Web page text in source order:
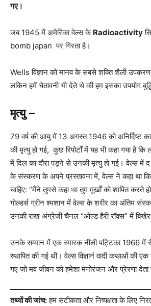
गए।
जब 1945 में अमेरिका वेल्स के Radioactivity
bomb japan पर गिरता है।
Wells विज्ञान को मानव के सबसे शक्ति शैली
लकिन हमें चेतावनी भी देते थे की हम इसका उपयोग
मृत्यु –
79 वर्ष की आयु में 13 अगस्त 1946 को अनिर्दिष्ट
की मृत्यु हो गई, कुछ रिपोर्टों में यह भी कहा गया है
में दिल का दौरा पड़ने से उनकी मृत्यु हो गई। वेल्स में
के संस्करण के अपने प्रस्तावना में, वेल्स ने कहा था कि
चाहिए: “मैंने तुमसे कहा था तुम मूर्खों को शापित
गोल्डर्स ग्रीन श्मशान में वेल्स के शरीर का अंतिम
उनकी राख अंग्रेजी चैनल “ओल्ड हैरी रॉक्स” में बिखेर
उनके सम्मान में एक स्मारक नीली पट्टिका 1966 में
स्थापित की गई थी। वेल्स विज्ञानं वादी कथाओं की एक
गए जो मव जीवन को हमेशा मनोरंजन और प्रेरणा देता
तथ्यों की जांच:हम सटीकता और निष्पक्षता के लिए